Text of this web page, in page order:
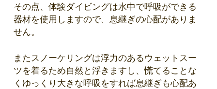
その点、体験ダイビングは水中で呼吸ができる
器材を使用しますので、息継ぎの心配がありま
せん。
またスノーケリングは浮力のあるウェットスー
ツを着るため自然と浮きますし、慌てることな
くゆっくり大きな呼吸をすれば息継ぎも心配あ